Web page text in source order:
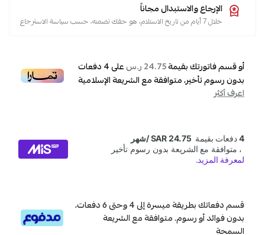
الإرجاع والاستبدال مجاناً
خلال 7 أيام من تاريخ الاستلام، هو حقك تضمنه، حسب سياسة الاسترجاع
أو قسم فاتورتك بقيمة24.75 ر.س على4دفعات
بدون رسوم تأخير، متوافقة مع الشريعة الإسلامية
اعرف أكثر
قسم دفعاتك بطريقة ميسرة إلى 4 وحتى 6 دفعات،
بدون فوائد أو رسوم. متوافقة مع الشريعة
السمحة